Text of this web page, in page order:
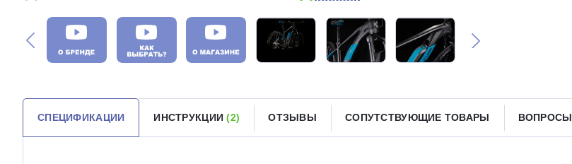
СПЕЦИФИКАЦИИ ИНСТРУКЦИИ(2) ОТЗЫВЫ СОПУТСТВУЮЩИЕ ТОВАРЫ
Оплачивайте сегодня только
25% картой любого банка